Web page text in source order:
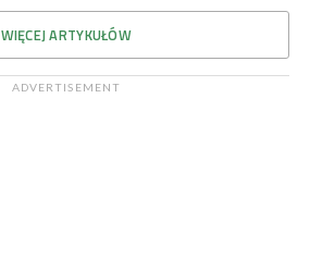
WIĘCEJ ARTYKUŁÓW
ADVERTISEMENT